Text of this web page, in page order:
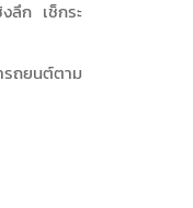
งลึก เช็กระ
รถยนต์ตาม